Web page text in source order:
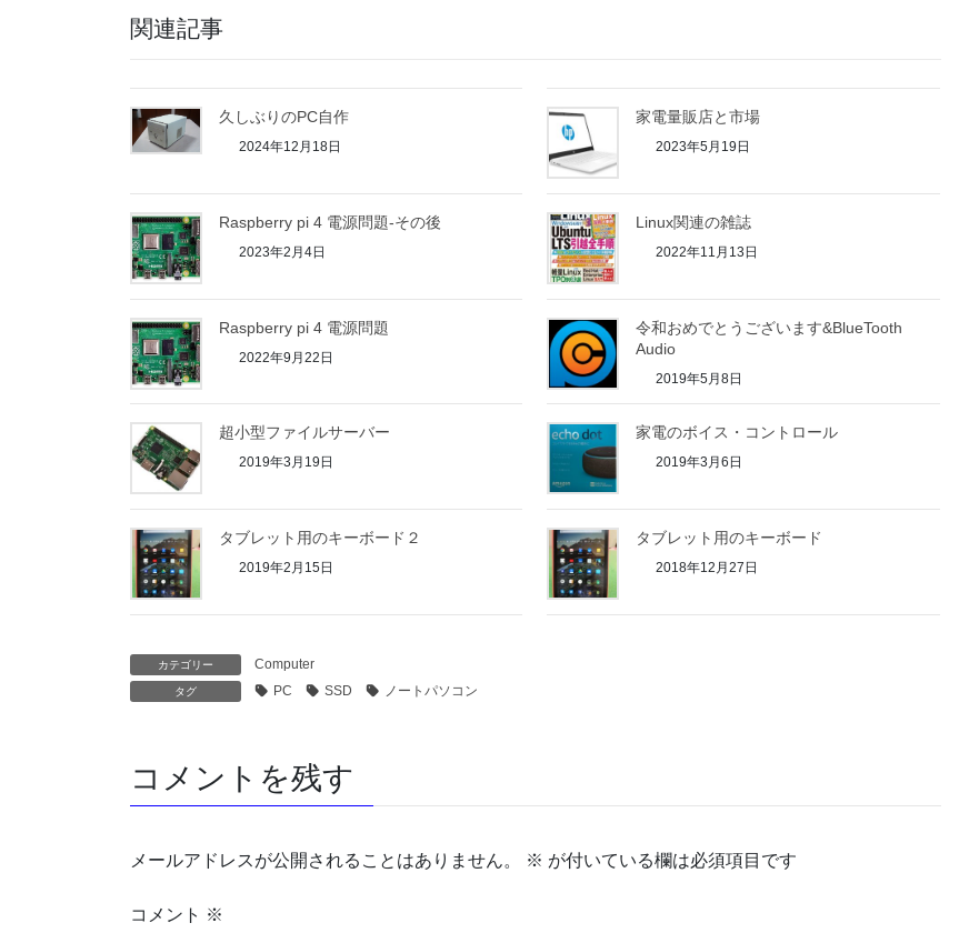
関連記事
久しぶりのPC自作
2024年12月18日
家電量販店と市場
2023年5月19日
Raspberry pi 4 電源問題-その後
2023年2月4日
Linux関連の雑誌
2022年11月13日
Raspberry pi 4 電源問題
2022年9月22日
令和おめでとうございます&BlueTooth
Audio
2019年5月8日
超小型ファイルサーバー
2019年3月19日
家電のボイス・コントロール
2019年3月6日
タブレット用のキーボード２
2019年2月15日
タブレット用のキーボード
2018年12月27日
カテゴリー Computer
タグ PC SSD ノートパソコン
コメントを残す
メールアドレスが公開されることはありません。 ※ が付いている欄は必須項目です
コメント ※